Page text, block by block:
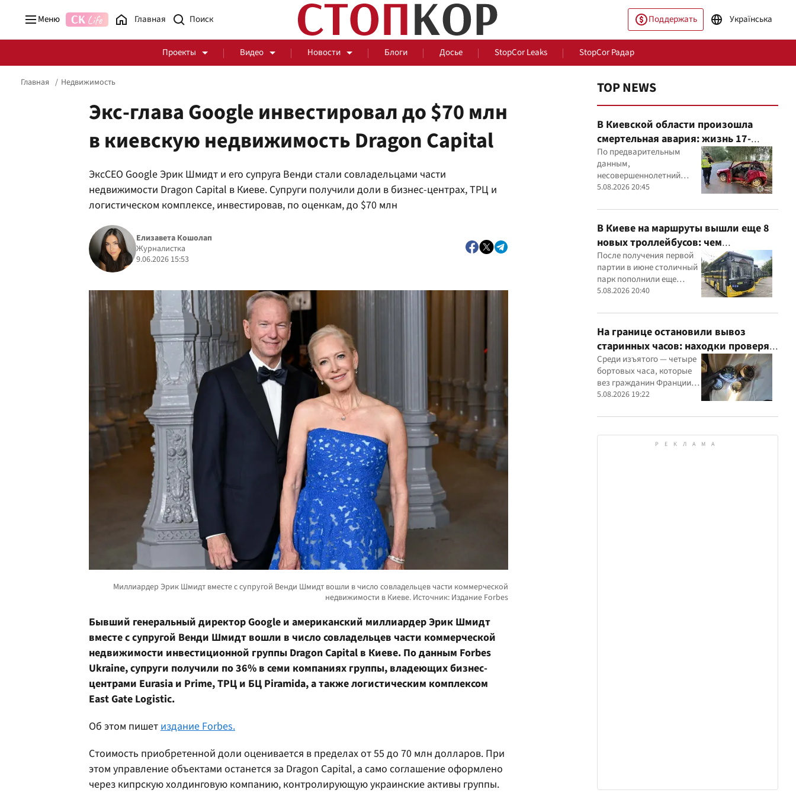
Меню Главная Поддержать Українська
Проекты Видео Новости Блоги Досье StopCor Leaks StopCor Радар
Стоп Политической Коррупции Честные закупки За оградой
Здоровье События Мир
Главная Недвижимость
Экс-глава Google инвестировал до $70 млн
в киевскую недвижимость Dragon Capital
ЭксCEO Google Эрик Шмидт и его супруга Венди стали совладельцами части
недвижимости Dragon Capital в Киеве. Супруги получили доли в бизнес-центрах, ТРЦ и
логистическом комплексе, инвестировав, по оценкам, до $70 млн
Елизавета Кошолап
Журналистка
9.06.2026 15:53
Бывший генеральный директор Google и американский миллиардер Эрик Шмидт
вместе с супругой Венди Шмидт вошли в число совладельцев части коммерческой
недвижимости инвестиционной группы Dragon Capital в Киеве. По данным Forbes
Ukraine, супруги получили по 36% в семи компаниях группы, владеющих бизнес-
центрами Eurasia и Prime, ТРЦ и БЦ Piramida, а также логистическим комплексом
East Gate Logistic.
Об этом пишет издание Forbes.
Стоимость приобретенной доли оценивается в пределах от 55 до 70 млн долларов. При
этом управление объектами останется за Dragon Capital, а само соглашение оформлено
через кипрскую холдинговую компанию, контролирующую украинские активы группы.
TOP NEWS
В Киевской области произошла
смертельная авария: жизнь 17-
летнего водителя спасти не удалось
По предварительным
данным,
несовершеннолетний
водитель Mitsubishi не
после чего автомобиль
врезался в дерево
5.08.2026 20:45
В Киеве на маршруты вышли еще 8
новых троллейбусов: чем
оборудовали транспорт
После получения первой
партии в июне столичный
парк пополнили еще
восемью современными
5.08.2026 20:40
На границе остановили вывоз
старинных часов: находки проверят
эксперты
Среди изъятого — четыре
бортовых часа, которые
вез гражданин Франции, и
настенные часы начала ХХ
автомобиле украинца
5.08.2026 19:22